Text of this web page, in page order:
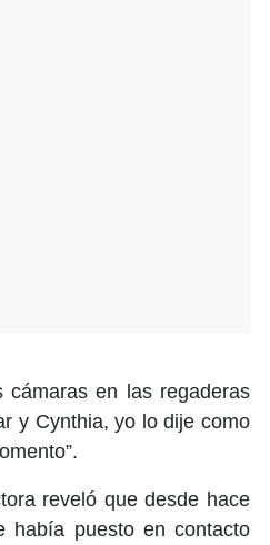
en las regaderas
y Cynthia, yo lo dije como
reveló que desde hace
había puesto en contacto